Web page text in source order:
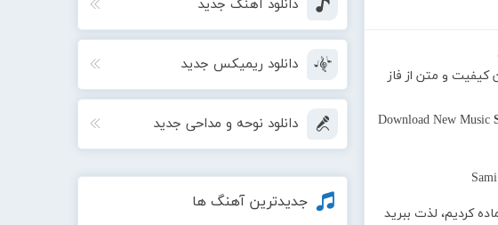
کیفیت و متن از فاز
Download New Music
کردیم، لذت ببرید
دانلود آهنگ جدید
دانلود ریمیکس جدید
دانلود نوحه و مداحی جدید
جدیدترین آهنگ ها